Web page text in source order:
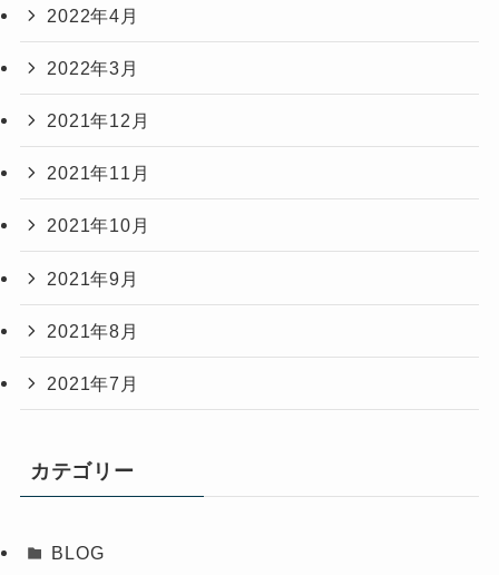
2022年4月
2022年3月
2021年12月
2021年11月
2021年10月
2021年9月
2021年8月
2021年7月
カテゴリー
BLOG